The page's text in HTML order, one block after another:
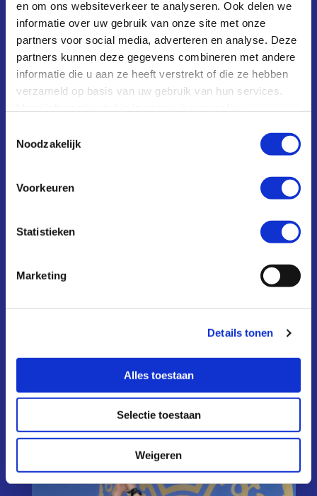
en om ons websiteverkeer te analyseren. Ook delen we
informatie over uw gebruik van onze site met onze
partners voor social media, adverteren en analyse. Deze
partners kunnen deze gegevens combineren met andere
informatie die u aan ze heeft verstrekt of die ze hebben
verzameld op basis van uw gebruik van hun services.
Noodzakelijk
Voorkeuren
Statistieken
Marketing
Details tonen
Alles toestaan
Selectie toestaan
Weigeren
#1 Grounding| Yoga, the mind-body discipline
based on ancient Indian philosophy and now
practised all over the world, has joined in 2016
Unesco’s list of intangible world heritage.
According to Unesco Yoga is “Designed to help
individuals build self-realisation, ease any